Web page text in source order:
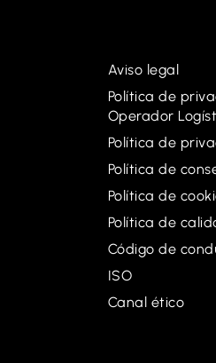
Aviso legal
Política de
Operador
Política de
Política de
Política de
Política de
Código de
ISO
Canal ético